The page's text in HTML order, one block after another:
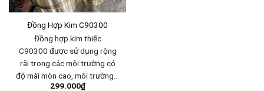
Đồng Hợp Kim C90300
Đồng hợp kim thiếc
C90300 được sử dụng rộng
rãi trong các môi trường có
độ mài mòn cao, môi trường…
299.000₫